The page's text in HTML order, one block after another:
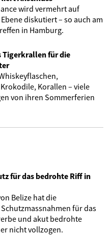
wird vermehrt auf
diskutiert – so auch am
in Hamburg.
Tigerkrallen für die
Korallen – viele
von ihren Sommerferien
für das bedrohte Riff in
Belize hat die
für das
und akut bedrohte
nicht vollzogen.